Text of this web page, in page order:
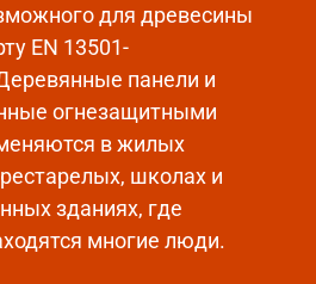
для древесины
EN 13501-
панели и
огнезащитными
в жилых
школах и
зданиях, где
многие люди.